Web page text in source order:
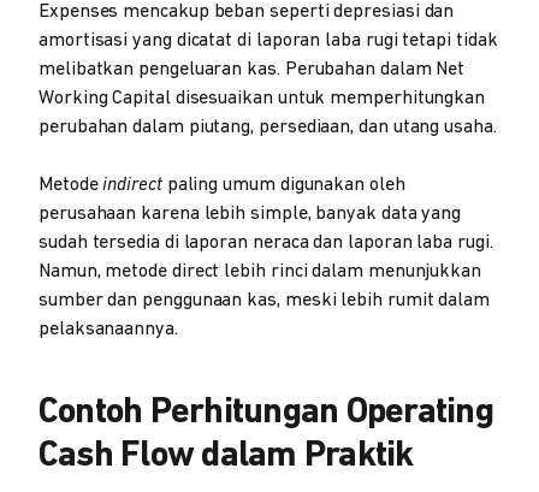
Expenses mencakup beban seperti depresiasi dan
amortisasi yang dicatat di laporan laba rugi tetapi tidak
melibatkan pengeluaran kas. Perubahan dalam Net
Working Capital disesuaikan untuk memperhitungkan
perubahan dalam piutang, persediaan, dan utang usaha.
Metodeindirect paling umum digunakan oleh
perusahaan karena lebih simple, banyak data yang
sudah tersedia di laporan neraca dan laporan laba rugi.
Namun, metode direct lebih rinci dalam menunjukkan
sumber dan penggunaan kas, meski lebih rumit dalam
pelaksanaannya.
Contoh Perhitungan Operating
Cash Flow dalam Praktik